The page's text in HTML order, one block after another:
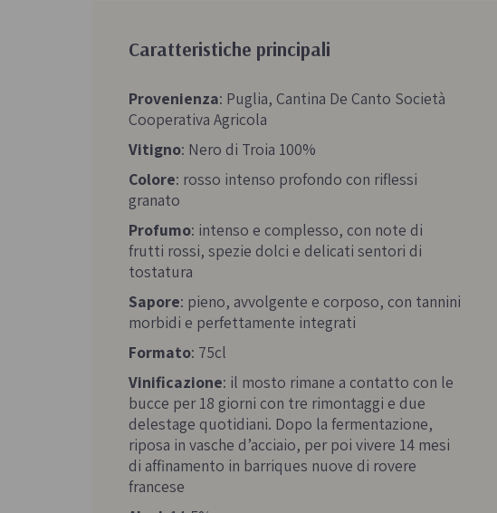
Caratteristiche principali
Provenienza: Puglia, Cantina De Canto Società
Cooperativa Agricola
Vitigno: Nero di Troia 100%
Colore: rosso intenso profondo con riflessi
granato
Profumo: intenso e complesso, con note di
frutti rossi, spezie dolci e delicati sentori di
tostatura
Sapore: pieno, avvolgente e corposo, con tannini
morbidi e perfettamente integrati
Formato: 75cl
Vinificazione: il mosto rimane a contatto con le
bucce per 18 giorni con tre rimontaggi e due
delestage quotidiani. Dopo la fermentazione,
riposa in vasche d’acciaio, per poi vivere 14 mesi
di affinamento in barriques nuove di rovere
francese